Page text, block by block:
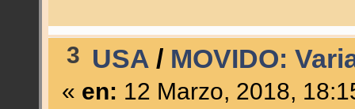
3 USA/ MOVIDO:
« en: 12 Marzo, 2018,